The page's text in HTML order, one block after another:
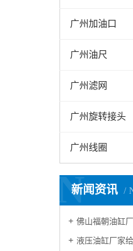
广州加油口
广州油尺
广州滤网
广州旋转接头
广州线圈
新闻资讯
N
佛山福朝油缸厂家
液压油缸厂家